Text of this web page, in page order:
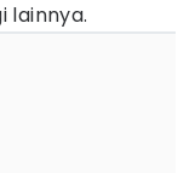
lainnya.